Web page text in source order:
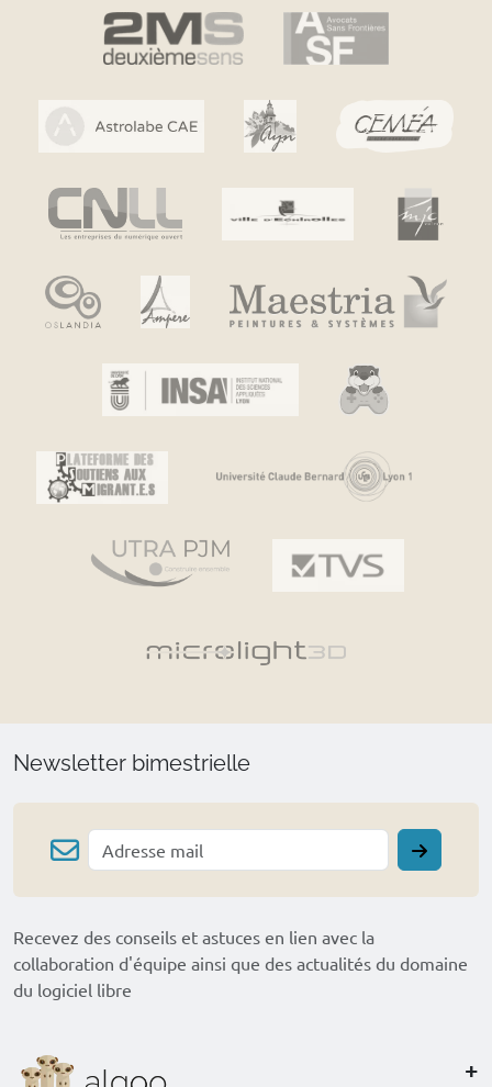
Newsletter bimestrielle
Recevez des conseils et astuces en lien avec la
collaboration d'équipe ainsi que des actualités du domaine
du logiciel libre
+